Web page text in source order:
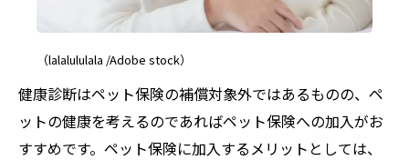
（lalalululala /Adobe stock）
健康診断はペット保険の補償対象外ではあるものの、ペ
ットの健康を考えるのであればペット保険への加入がお
すすめです。ペット保険に加入するメリットとしては、